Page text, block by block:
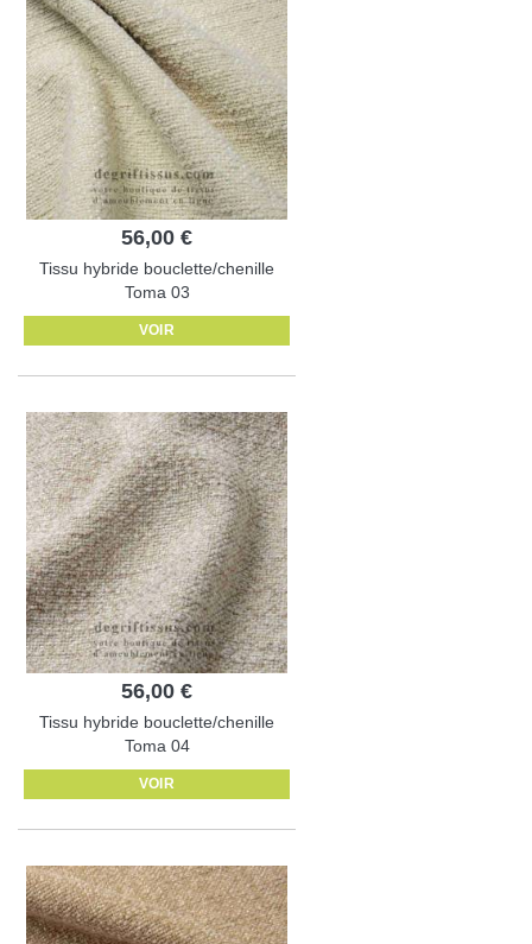
56,00 €
Tissu hybride bouclette/chenille
Toma 03
VOIR
56,00 €
Tissu hybride bouclette/chenille
Toma 04
VOIR